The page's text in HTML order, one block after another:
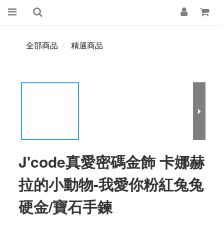
全部商品 精選商品
J'code真愛密碼金飾 卡娜赫
拉的小動物-我愛你粉紅兔兔
硬金/寶石手鍊